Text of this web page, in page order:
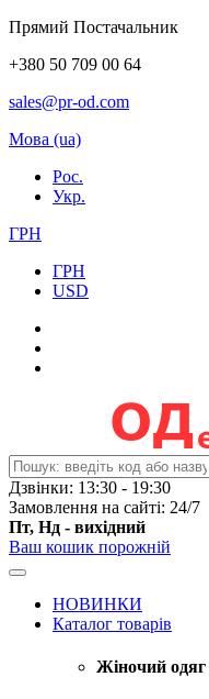
Прямий Постачальник
+380 50 709 00 64
sales@pr-od.com
Мова (ua)
Рос.
Укр.
ГРН
ГРН
USD
Дзвінки: 13:30 - 19:30
Замовлення на сайті: 24/7
Пт, Нд - вихідний
Ваш кошик порожній
НОВИНКИ
Каталог товарів
Жіночий одяг